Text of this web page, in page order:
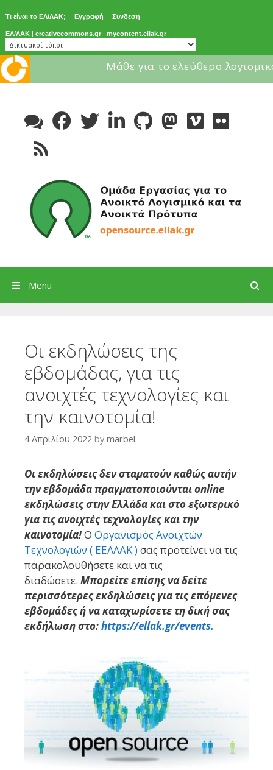
Τι είναι το ΕΛ/ΛΑΚ; Εγγραφή Συνδεση
ΕΛ/ΛΑΚ | creativecommons.gr | mycontent.ellak.gr |
Μάθε για το ελεύθερο
content
Search
Menu
Οι εκδηλώσεις της
εβδομάδας, για τις
ανοιχτές τεχνολογίες και
την καινοτομία!
4 Απριλίου 2022 by marbel
Οι εκδηλώσεις δεν σταματούν καθώς αυτήν
την εβδομάδα πραγματοποιούνται online
εκδηλώσεις στην Ελλάδα και στο εξωτερικό
για τις ανοιχτές τεχνολογίες και την
καινοτομία!Ο Οργανισμός Ανοιχτών
Τεχνολογιών ( ΕΕΛΛΑΚ )σας προτείνει να τις
παρακολουθήσετε και να τις
διαδώσετε. Μπορείτε επίσης να δείτε
περισσότερες εκδηλώσεις για τις επόμενες
εβδομάδες ή να καταχωρίσετε τη δική σας
εκδήλωση στο:https://ellak.gr/events.